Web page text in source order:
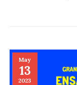
May
13
2023